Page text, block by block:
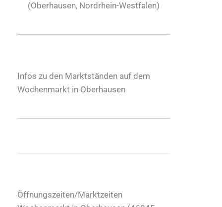
(Oberhausen, Nordrhein-Westfalen)
Infos zu den Marktständen auf dem
Wochenmarkt in Oberhausen
Öffnungszeiten/Marktzeiten